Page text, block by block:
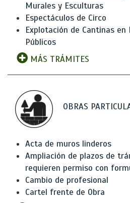
Murales y Esculturas
Espectáculos de Circo
Explotación de Cantinas en
Públicos
MÁS TRÁMITES
OBRAS
Acta de muros linderos
Ampliación de plazos de
requieren permiso con
Cambio de profesional
Cartel frente de Obra